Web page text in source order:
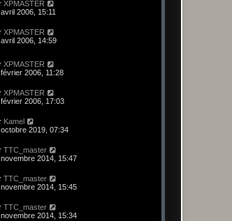
XPMASTER
2006, 15:11
XPMASTER
avril 2006, 14:59
XPMASTER
2006, 11:28
XPMASTER
2006, 17:03
Kamel
2019, 07:34
TTC_master
2014, 15:47
TTC_master
2014, 15:45
TTC_master
2014, 15:34